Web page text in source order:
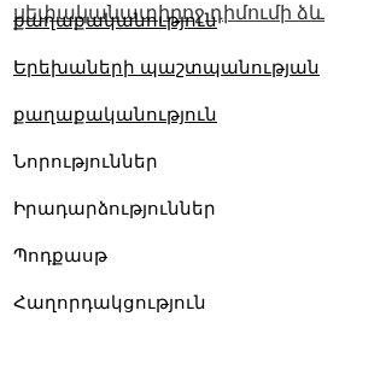
սեփականատիրոջ դիմումի ձև
քաղաքականություն
Երեխաների պաշտպանության
քաղաքականություն
Նորություններ
Իրադարձություններ
Պոդքասթ
Հաղորդակցություն